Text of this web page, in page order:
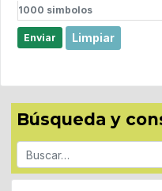
1000 simbolos
Enviar Limpiar
Búsqueda y
Buscar